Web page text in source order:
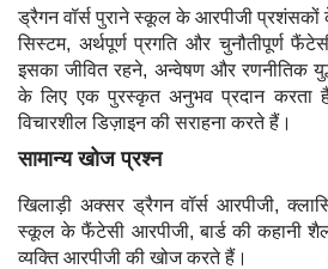
ड्रैगन वॉर्स पुराने स्कूल के आरपीजी प्रशंसकों
सिस्टम, अर्थपूर्ण प्रगति और चुनौतीपूर्ण
इसका जीवित रहने, अन्वेषण और रणनीतिक
के लिए एक पुरस्कृत अनुभव प्रदान करता
विचारशील डिज़ाइन की सराहना करते हैं।
सामान्य खोज प्रश्न
खिलाड़ी अक्सर ड्रैगन वॉर्स आरपीजी,
स्कूल के फैंटेसी आरपीजी, बार्ड की कहानी
व्यक्ति आरपीजी की खोज करते हैं।